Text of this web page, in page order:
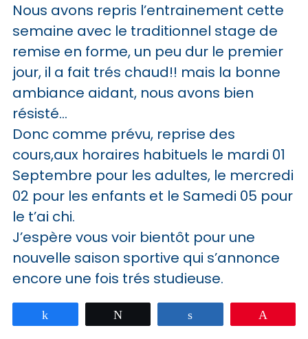
Nous avons repris l’entrainement cette
semaine avec le traditionnel stage de
remise en forme, un peu dur le premier
jour, il a fait trés chaud!! mais la bonne
ambiance aidant, nous avons bien
résisté…
Donc comme prévu, reprise des
cours,aux horaires habituels le mardi 01
Septembre pour les adultes, le mercredi
02 pour les enfants et le Samedi 05 pour
le t’ai chi.
J’espère vous voir bientôt pour une
nouvelle saison sportive qui s’annonce
encore une fois trés studieuse.